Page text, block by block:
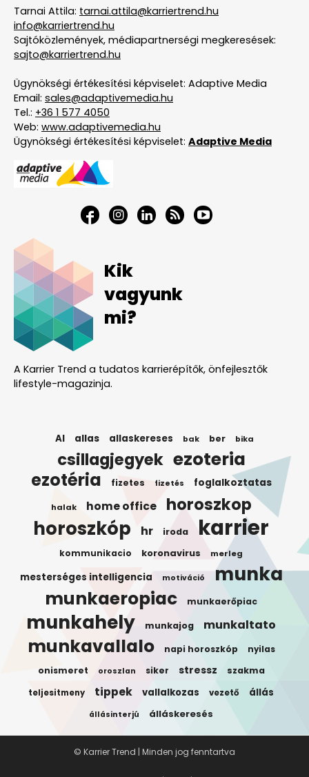
Tarnai Attila: tarnai.attila@karriertrend.hu
info@karriertrend.hu
Sajtóközlemények, médiapartnerségi megkeresések:
sajto@karriertrend.hu
Ügynökségi értékesítési képviselet: Adaptive Media
Email: sales@adaptivemedia.hu
Tel.: +36 1 577 4050
Web: www.adaptivemedia.hu
Ügynökségi értékesítési képviselet: Adaptive Media
Kik
vagyunk
mi?
A Karrier Trend a tudatos karrierépítők, önfejlesztők
lifestyle-magazinja.
AI allas allaskereses bak ber bika
csillagjegyek ezoteria
ezotéria fizetes fizetés foglalkoztatas
halak home office horoszkop
horoszkóp hr iroda karrier
kommunikacio koronavirus merleg
mesterséges intelligencia motiváció munka
munkaeropiac munkaerőpiac
munkahely munkajog munkaltato
munkavallalo napi horoszkóp nyilas
onismeret oroszlan siker stressz szakma
teljesitmeny tippek vallalkozas vezető állás
állásinterjú álláskeresés
© Karrier Trend | Minden jog fenntartva